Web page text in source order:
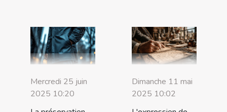
Mercredi 25 juin
2025 10:20
Dimanche 11 mai
2025 10:02